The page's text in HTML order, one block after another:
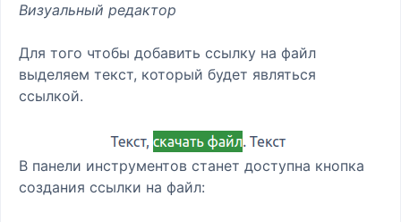
Визуальный редактор
Для того чтобы добавить ссылку на файл
выделяем текст, который будет являться
ссылкой.
В панели инструментов станет доступна кнопка
создания ссылки на файл: